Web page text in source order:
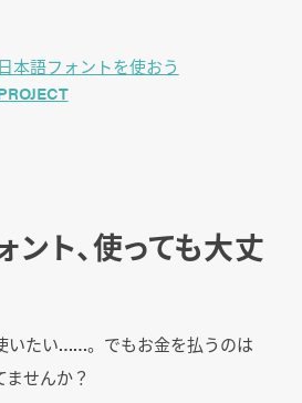
本語フォントを使おう
ント、使っても大丈
いたい……。でもお金を払うのは
せんか？